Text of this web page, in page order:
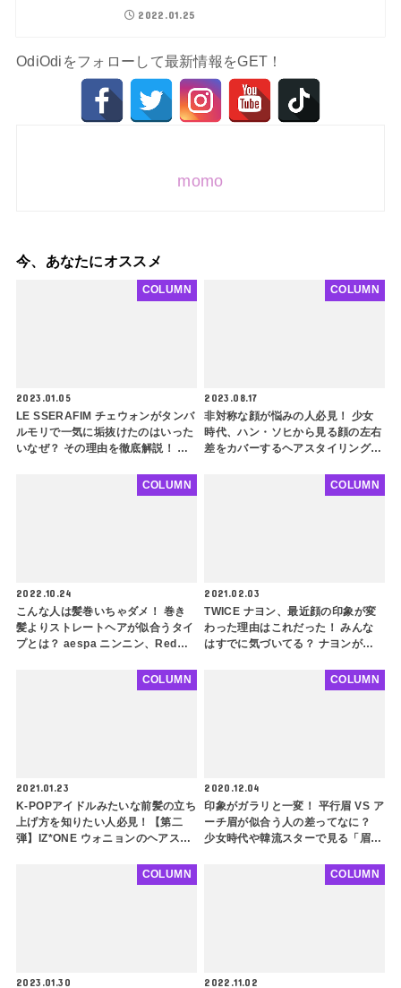
2022.01.25
OdiOdiをフォローして最新情報をGET！
momo
今、あなたにオススメ
2023.01.05
LE SSERAFIM チェウォンがタンバ
ルモリで一気に垢抜けたのはいった
いなぜ？ その理由を徹底解説！ 丸
イメチェン大成功の秘密を紐解く
COLUMN
2023.08.17
非対称な顔が悩みの人必見！ 少女
時代、ハン・ソヒから見る顔の左右
差をカバーするヘアスタイリングの
COLUMN
2022.10.24
こんな人は髪巻いちゃダメ！ 巻き
髪よりストレートヘアが似合うタイ
プとは？ aespa ニンニン、Red
COLUMN
2021.02.03
TWICE ナヨン、最近顔の印象が変
わった理由はこれだった！ みんな
はすでに気づいてる？ ナヨンが最
COLUMN
2021.01.23
K-POPアイドルみたいな前髪の立ち
上げ方を知りたい人必見！【第二
弾】IZ*ONE ウォニョンのヘアスタ
COLUMN
2020.12.04
印象がガラリと一変！ 平行眉 VS ア
ーチ眉が似合う人の差ってなに？
少女時代や韓流スターで見る「眉毛
COLUMN
2023.01.30
COLUMN
2022.11.02
COLUMN